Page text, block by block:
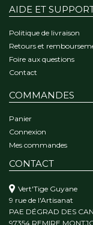
AIDE ET
Politique de livraison
Retours et
Foire aux questions
Contact
COMMANDES
Panier
Connexion
Mes commandes
CONTACT
Vert'Tige Guyane
9 rue de l'Artisanat
PAE DÉGRAD DES
97354 REMIRE